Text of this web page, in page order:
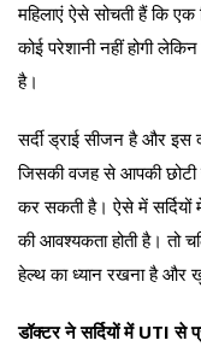
महिलाएं ऐसे सोचती हैं कि एक
कोई परेशानी नहीं होगी
है।
सर्दी ड्राई सीजन है और इस
जिसकी वजह से आपकी छोटी
कर सकती है। ऐसे में
की आवश्यकता होती है। तो
हेल्थ का ध्यान रखना है और
डॉक्टर ने सर्दियों में UTI से